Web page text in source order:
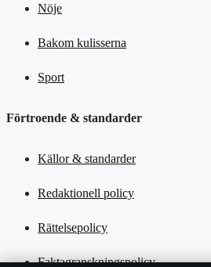
Nöje
Bakom kulisserna
Sport
Förtroende & standarder
Källor & standarder
Redaktionell policy
Rättelsepolicy
Faktagranskningspolicy